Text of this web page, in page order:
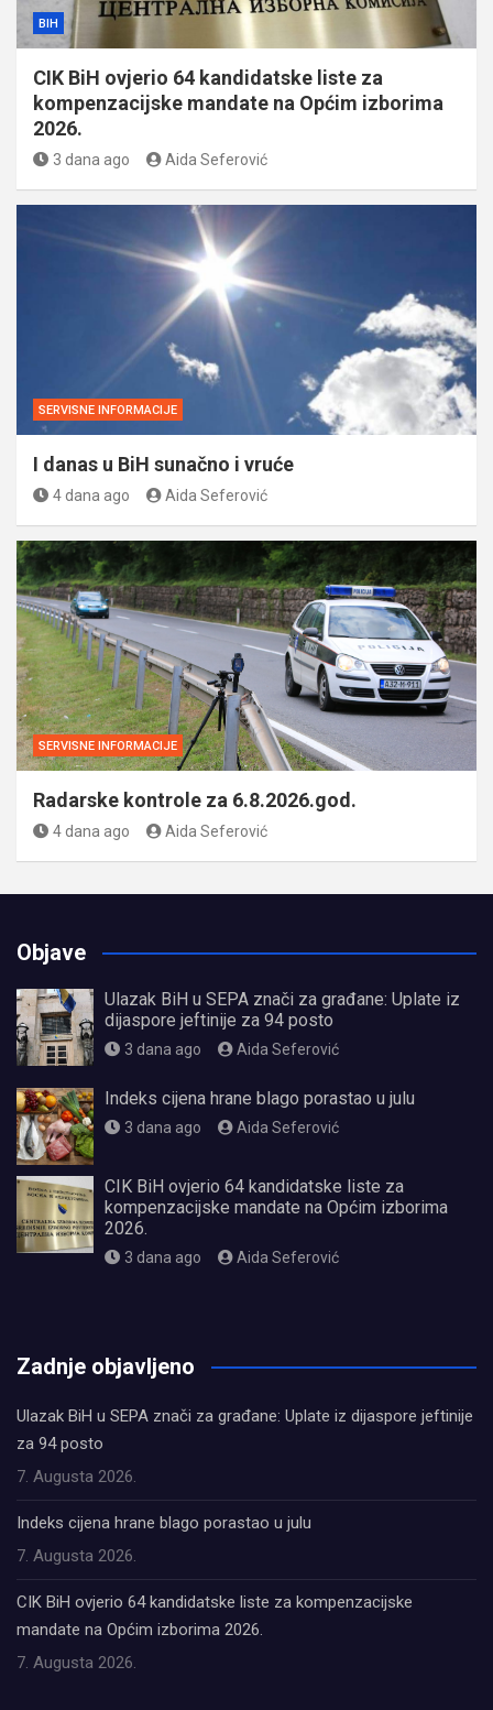
BIH
CIK BiH ovjerio 64 kandidatske liste za
kompenzacijske mandate na Općim izborima
2026.
3 dana ago Aida Seferović
SERVISNE INFORMACIJE
I danas u BiH sunačno i vruće
4 dana ago Aida Seferović
SERVISNE INFORMACIJE
Radarske kontrole za 6.8.2026.god.
4 dana ago Aida Seferović
Objave
Ulazak BiH u SEPA znači za građane: Uplate iz
dijaspore jeftinije za 94 posto
3 dana ago Aida Seferović
Indeks cijena hrane blago porastao u julu
3 dana ago Aida Seferović
CIK BiH ovjerio 64 kandidatske liste za
kompenzacijske mandate na Općim izborima
2026.
3 dana ago Aida Seferović
Zadnje objavljeno
Ulazak BiH u SEPA znači za građane: Uplate iz dijaspore jeftinije
za 94 posto
7. Augusta 2026.
Indeks cijena hrane blago porastao u julu
7. Augusta 2026.
CIK BiH ovjerio 64 kandidatske liste za kompenzacijske
mandate na Općim izborima 2026.
7. Augusta 2026.